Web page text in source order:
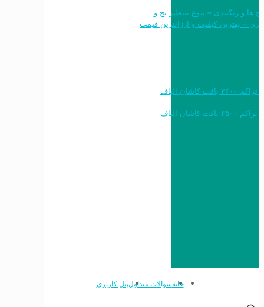
طرح ها و رنگبندی – تنوع بینظیر نخ و
خرید به قیمت فرش ماشینی ۱۲۰۰ شانه تراکم ۳۶۰۰ بافت کاشان الیاف
خرید به قیمت فرش ماشینی ۱۵۰۰ شانه تراکم ۴۵۰۰ بافت کاشان الیاف
خانهسوالات متداولپنل کاربری